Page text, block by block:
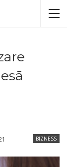
BIZNESS